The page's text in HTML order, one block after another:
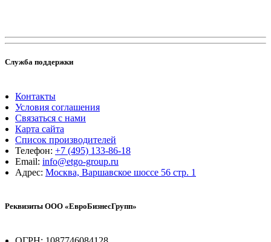
Служба поддержки
Контакты
Условия соглашения
Связаться с нами
Карта сайта
Список производителей
Телефон: +7 (495) 133-86-18
Email: info@etgo-group.ru
Адрес: Москва, Варшавское шоссе 56 стр. 1
Реквизиты ООО «ЕвроБизнесГрупп»